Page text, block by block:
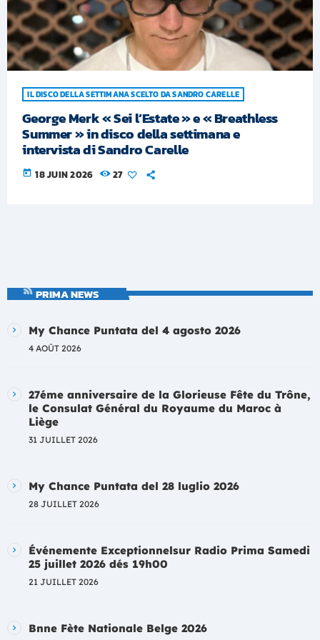
IL DISCO DELLA SETTIMANA SCELTO DA SANDRO CARELLE
George Merk « Sei l’Estate » e « Breathless
Summer » in disco della settimana e
intervista di Sandro Carelle
today 18 JUIN 2026 27
PRIMA NEWS
My Chance Puntata del 4 agosto 2026
4 AOÛT 2026
27éme anniversaire de la Glorieuse Fête du Trône,
le Consulat Général du Royaume du Maroc à
Liège
31 JUILLET 2026
My Chance Puntata del 28 luglio 2026
28 JUILLET 2026
Événemente Exceptionnelsur Radio Prima Samedi
25 juillet 2026 dés 19h00
21 JUILLET 2026
Bnne Fète Nationale Belge 2026